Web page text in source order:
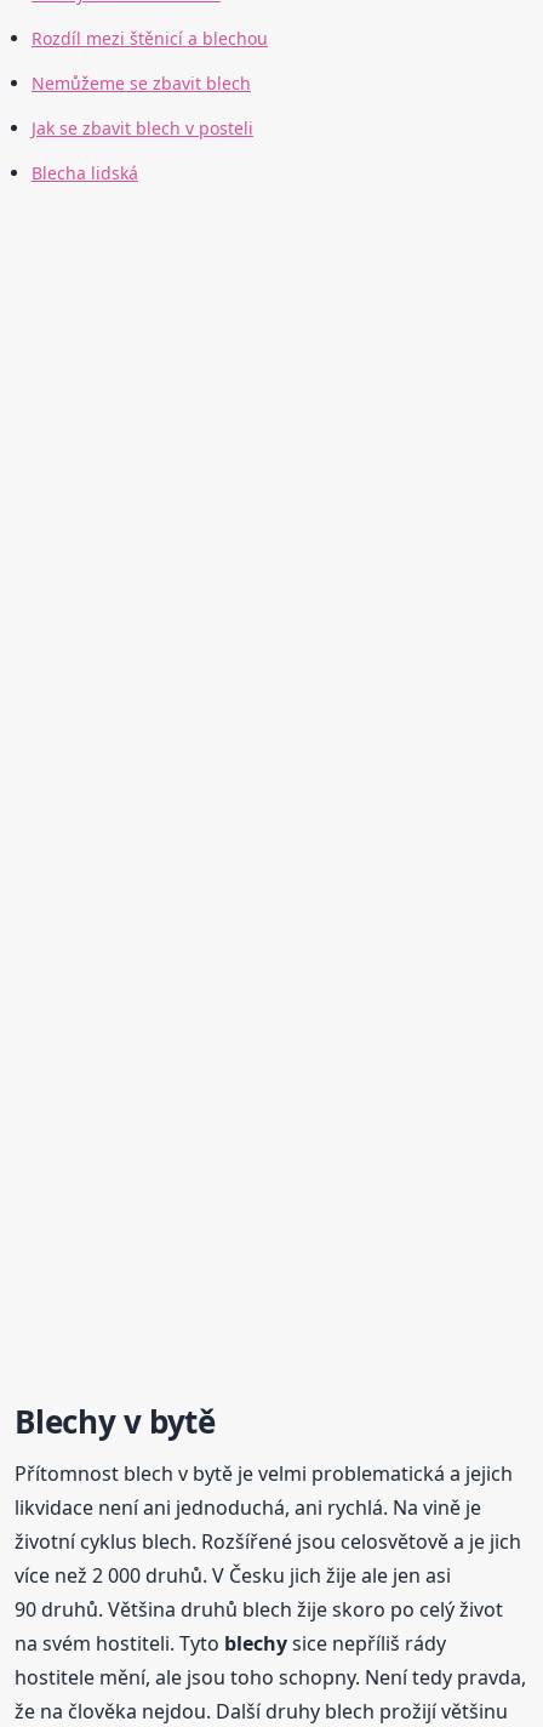
Rozdíl mezi štěnicí a blechou
Nemůžeme se zbavit blech
Jak se zbavit blech v posteli
Blecha lidská
Blechyv bytě
Přítomnost blech v bytě je velmi problematická a jejich
likvidace není ani jednoduchá, ani rychlá. Na vině je
životní cyklus blech. Rozšířené jsou celosvětově a je jich
více než 2 000 druhů. V Česku jich žije ale jen asi
90 druhů. Většina druhů blech žije skoro po celý život
na svém hostiteli. Tyto blechysice nepříliš rády
hostitele mění, ale jsou toho schopny. Není tedy pravda,
že na člověka nejdou. Další druhy blech prožijí většinu